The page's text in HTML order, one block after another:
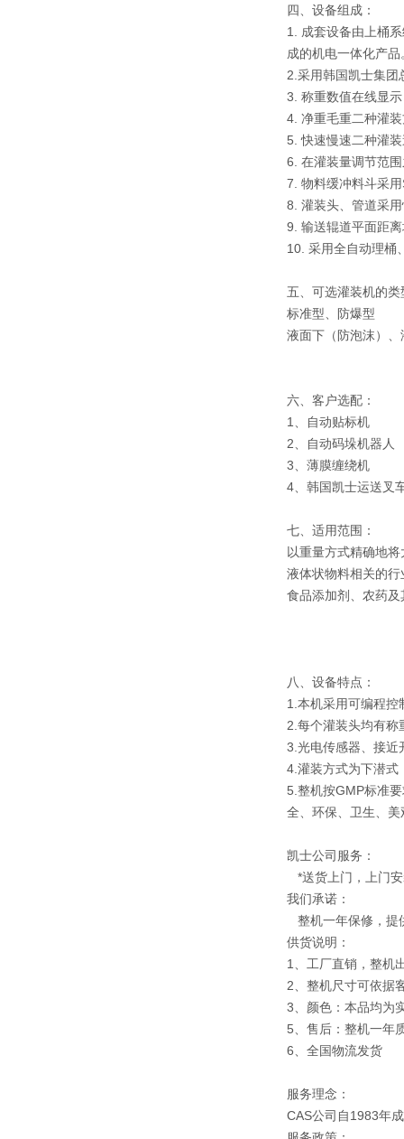
四、设备组成：
1. 成套设备由上桶
成的机电一体化产品
2.采用韩国凯士集团
3. 称重数值在线显示
4. 净重毛重二种灌
5. 快速慢速二种灌
6. 在灌装量调节范
7. 物料缓冲料斗采
8. 灌装头、管道采
9. 输送辊道平面距
10. 采用全自动理桶
五、可选灌装机的类
标准型、防爆型
液面下（防泡沫）、
六、客户选配：
1、自动贴标机
2、自动码垛机器人
3、薄膜缠绕机
4、韩国凯士运送叉
七、适用范围：
以重量方式精确地
液体状物料相关的
食品添加剂、农药
八、设备特点：
1.本机采用可编程控
2.每个灌装头均有称
3.光电传感器、接近
4.灌装方式为下潜式
5.整机按GMP标准
全、环保、卫生、
凯士公司服务：
*送货上门，上门
我们承诺：
整机一年保修，提
供货说明：
1、工厂直销，整机
2、整机尺寸可依据
3、颜色：本品均为
5、售后：整机一年
6、全国物流发货
服务理念：
CAS公司自1983年